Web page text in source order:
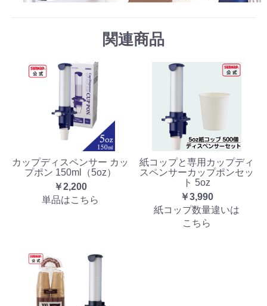
関連商品
カップディスペンサー カッ
プポン 150ml（5oz）
￥2,200
単品はこちら
紙コップと専用カップディ
スペンサーカップポンセッ
ト 5oz
￥3,990
紙コップ数量違いは
こちら